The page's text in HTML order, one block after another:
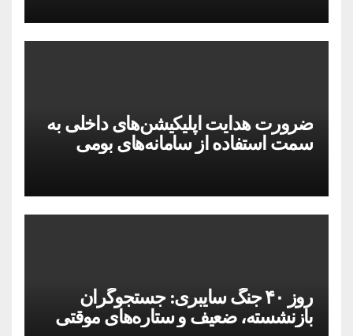
ضرورت هدایت اپلیکیشن‌های داخلی به
سمت استفاده از سامانه‌های بومی
روز ۴۰ جنگ سایبری: جستجوگران
بازنشسته، ضعیف و ستاره‌های موقتی